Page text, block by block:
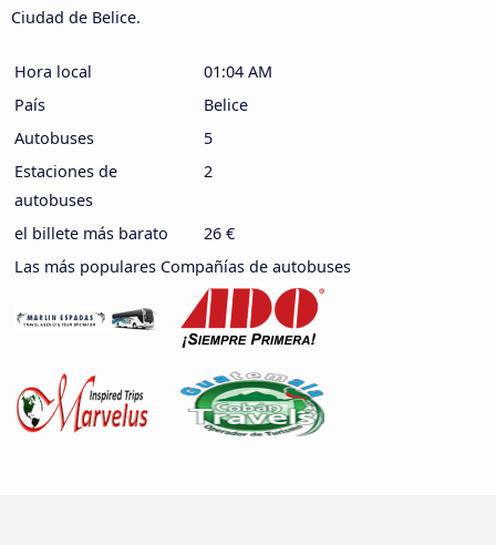
Ciudad de Belice.
Hora local
01:04 AM
País
Belice
Autobuses
5
Estaciones de
autobuses
2
el billete más barato
26 €
Las más populares Compañías de autobuses